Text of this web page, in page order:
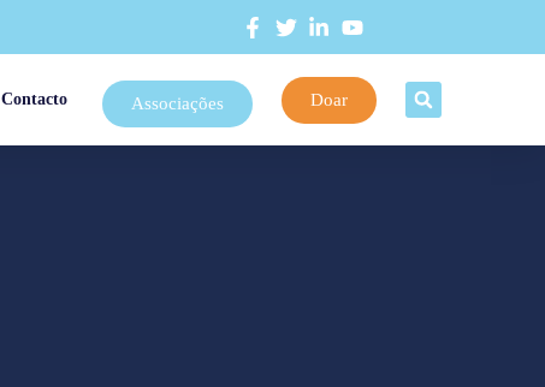
Contacto Associações Doar